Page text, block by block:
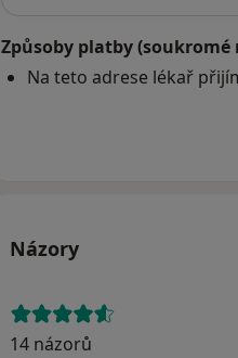
Způsoby platby (soukromé
Na teto adrese lékař
Názory
14 názorů